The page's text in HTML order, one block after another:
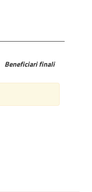
Beneficiari finali